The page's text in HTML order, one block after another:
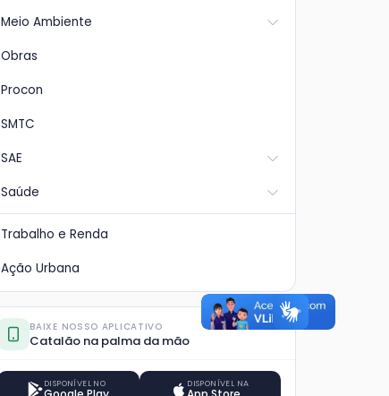
Meio Ambiente
Obras
Procon
SMTC
SAE
Saúde
Trabalho e Renda
Ação Urbana
BAIXE NOSSO APLICATIVO
Catalão na palma da mão
DISPONÍVEL NO DISPONÍVEL NA